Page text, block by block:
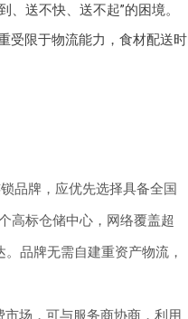
送不快、送不起”的困境。
受限于物流能力，食材配送时
品牌，应优先选择具备全国
高标仓储中心，网络覆盖超
品牌无需自建重资产物流，
场，可与服务商协商，利用